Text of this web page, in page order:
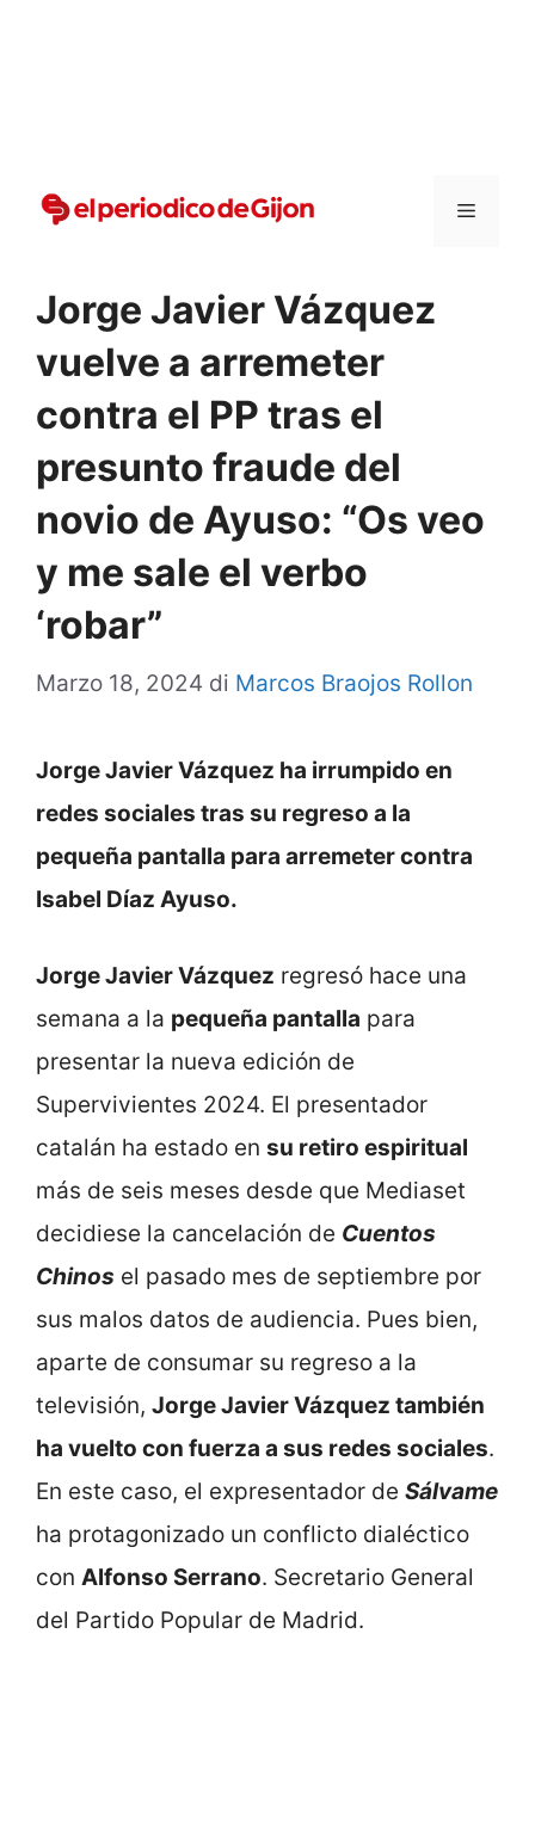
Menu
Jorge Javier Vázquez
vuelve a arremeter
contra el PP tras el
presunto fraude del
novio de Ayuso: “Os veo
y me sale el verbo
‘robar”
Marzo 18, 2024 di Marcos Braojos Rollon
Jorge Javier Vázquez ha irrumpido en
redes sociales tras su regreso a la
pequeña pantalla para arremeter contra
Isabel Díaz Ayuso.
Jorge Javier Vázquez regresó hace una
semana a la pequeña pantalla para
presentar la nueva edición de
Supervivientes 2024. El presentador
catalán ha estado en su retiro espiritual
más de seis meses desde que Mediaset
decidiese la cancelación de Cuentos
Chinos el pasado mes de septiembre por
sus malos datos de audiencia. Pues bien,
aparte de consumar su regreso a la
televisión, Jorge Javier Vázquez también
ha vuelto con fuerza a sus redes sociales.
En este caso, el expresentador de Sálvame
ha protagonizado un conflicto dialéctico
con Alfonso Serrano. Secretario General
del Partido Popular de Madrid.